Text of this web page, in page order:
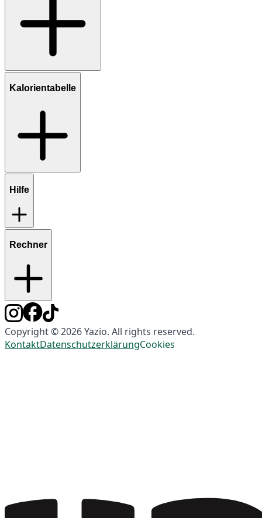
Kalorientabelle
Hilfe
Rechner
Copyright © 2026 Yazio. All rights reserved.
KontaktDatenschutzerklärungCookies